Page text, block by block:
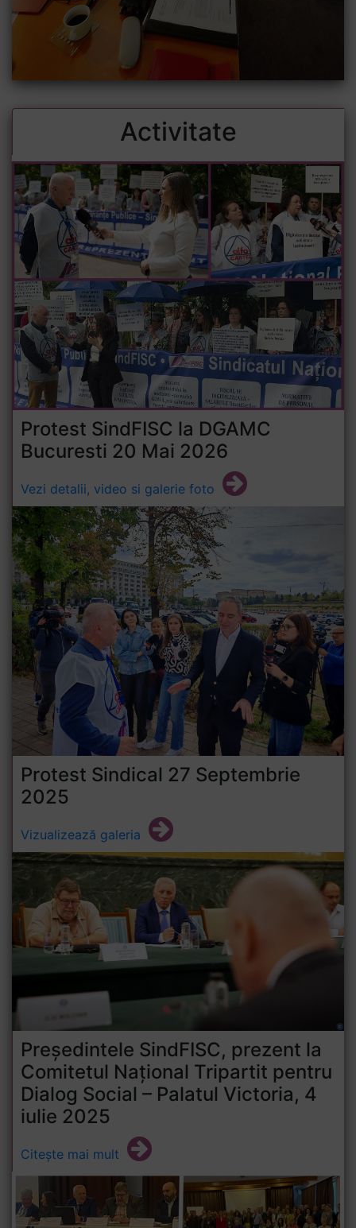
Activitate
Protest SindFISC la DGAMC
Bucuresti 20 Mai 2026
Vezi detalii, video si galerie foto
Protest Sindical 27 Septembrie
2025
Vizualizează galeria
Președintele SindFISC, prezent la
Comitetul Național Tripartit pentru
Dialog Social – Palatul Victoria, 4
iulie 2025
Citește mai mult